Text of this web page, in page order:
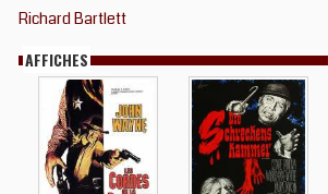
Richard Bartlett
AFFICHES